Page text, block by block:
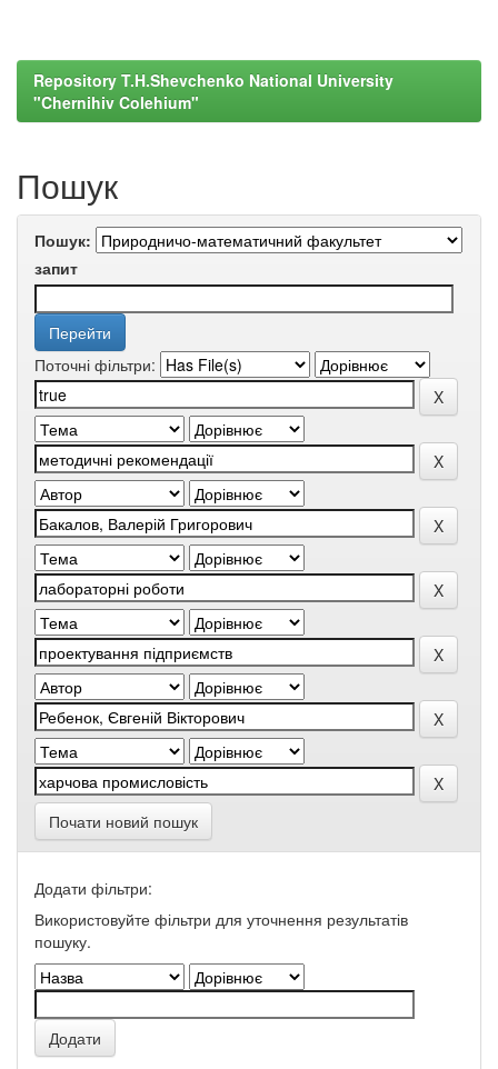
Repository T.H.Shevchenko National University
"Chernihiv Colehium"
Пошук
Пошук:
запит
Поточні фільтри:
Почати новий пошук
Додати фільтри:
Використовуйте фільтри для уточнення результатів
пошуку.